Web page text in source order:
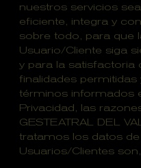
nuestros servicios
eficiente, integra y
sobre todo, para que
Usuario/Cliente siga
y para la
finalidades
términos informados
Privacidad, las
GESTEATRAL DEL
tratamos los datos
Usuarios/Clientes